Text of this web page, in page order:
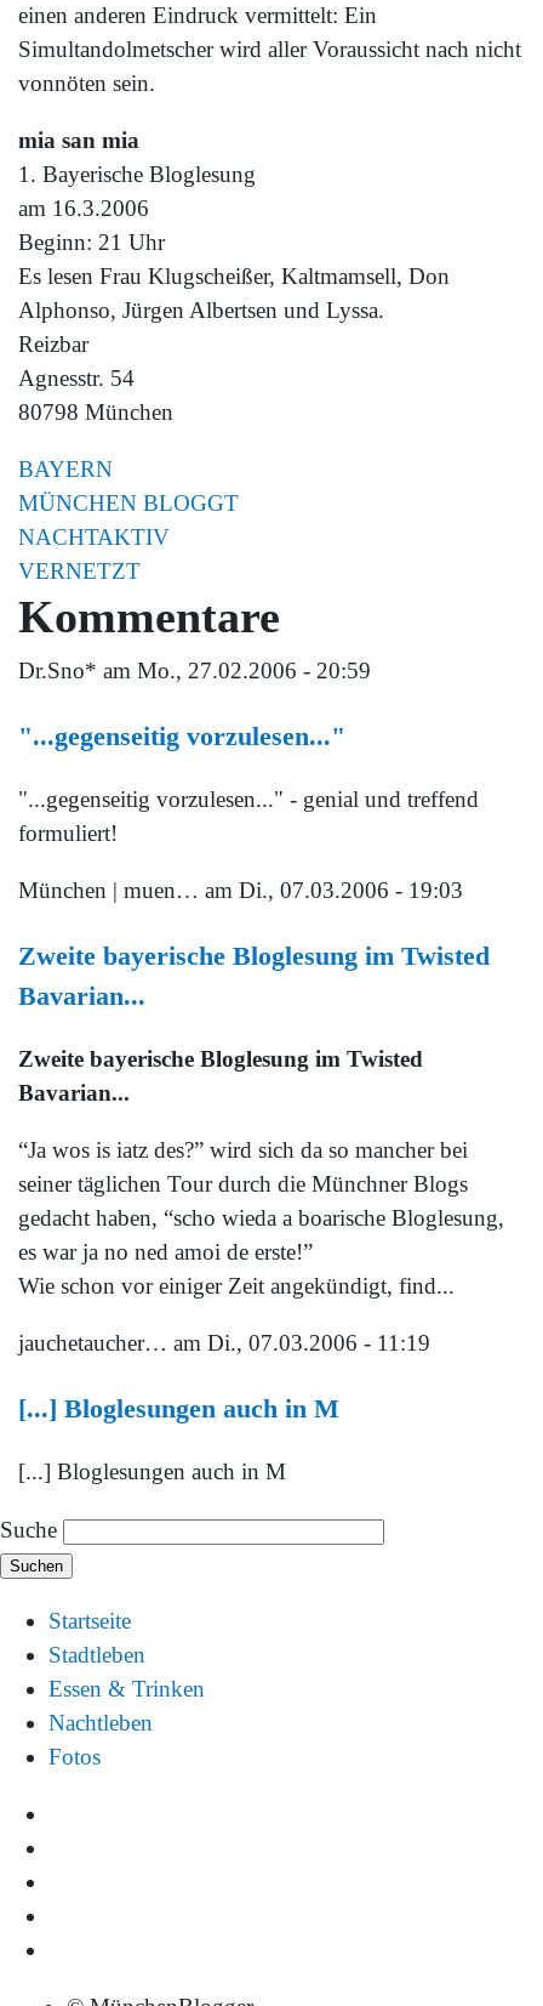
einen anderen Eindruck vermittelt: Ein
Simultandolmetscher wird aller Voraussicht nach nicht
vonnöten sein.
mia san mia
1. Bayerische Bloglesung
am 16.3.2006
Beginn: 21 Uhr
Es lesen Frau Klugscheißer, Kaltmamsell, Don
Alphonso, Jürgen Albertsen und Lyssa.
Reizbar
Agnesstr. 54
80798 München
BAYERN
MÜNCHEN BLOGGT
NACHTAKTIV
VERNETZT
Kommentare
Dr.Sno* am Mo., 27.02.2006 - 20:59
"...gegenseitig vorzulesen..."
"...gegenseitig vorzulesen..." - genial und treffend
formuliert!
München | muen… am Di., 07.03.2006 - 19:03
Zweite bayerische Bloglesung im Twisted
Bavarian...
Zweite bayerische Bloglesung im Twisted
Bavarian...
“Ja wos is iatz des?” wird sich da so mancher bei
seiner täglichen Tour durch die Münchner Blogs
gedacht haben, “scho wieda a boarische Bloglesung,
es war ja no ned amoi de erste!”
Wie schon vor einiger Zeit angekündigt, find...
jauchetaucher… am Di., 07.03.2006 - 11:19
[...] Bloglesungen auch in M
[...] Bloglesungen auch in M
Suche
Startseite
Stadtleben
Essen & Trinken
Nachtleben
Fotos